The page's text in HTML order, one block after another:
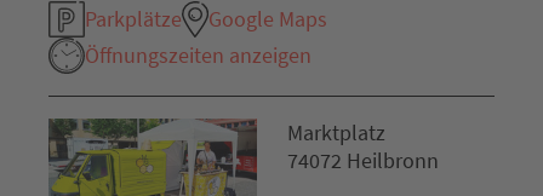
Parkplätze
Google Maps
Öffnungszeiten anzeigen
Marktplatz
74072 Heilbronn